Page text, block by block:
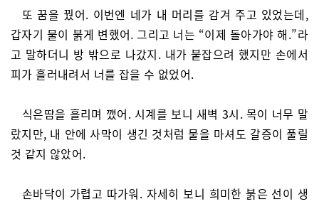
또 꿈을 꿨어. 이번엔 네가 내 머리를 감겨 주고 있었는데,
갑자기 물이 붉게 변했어. 그리고 너는 “이제 돌아가야 해.”라
고 말하더니 방 밖으로 나갔지. 내가 붙잡으려 했지만 손에서
피가 흘러내려서 너를 잡을 수 없었어.
식은땀을 흘리며 깼어. 시계를 보니 새벽 3시. 목이 너무 말
랐지만, 내 안에 사막이 생긴 것처럼 물을 마셔도 갈증이 풀릴
것 같지 않았어.
손바닥이 가렵고 따가워. 자세히 보니 희미한 붉은 선이 생